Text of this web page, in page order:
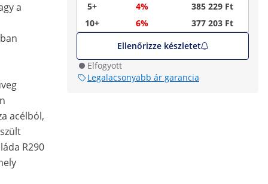
5+
4%
385 229 Ft
10+
6%
377 203 Ft
Ellenőrizze készletet
Elfogyott
Legalacsonyabb ár garancia
a
acélból,
R290